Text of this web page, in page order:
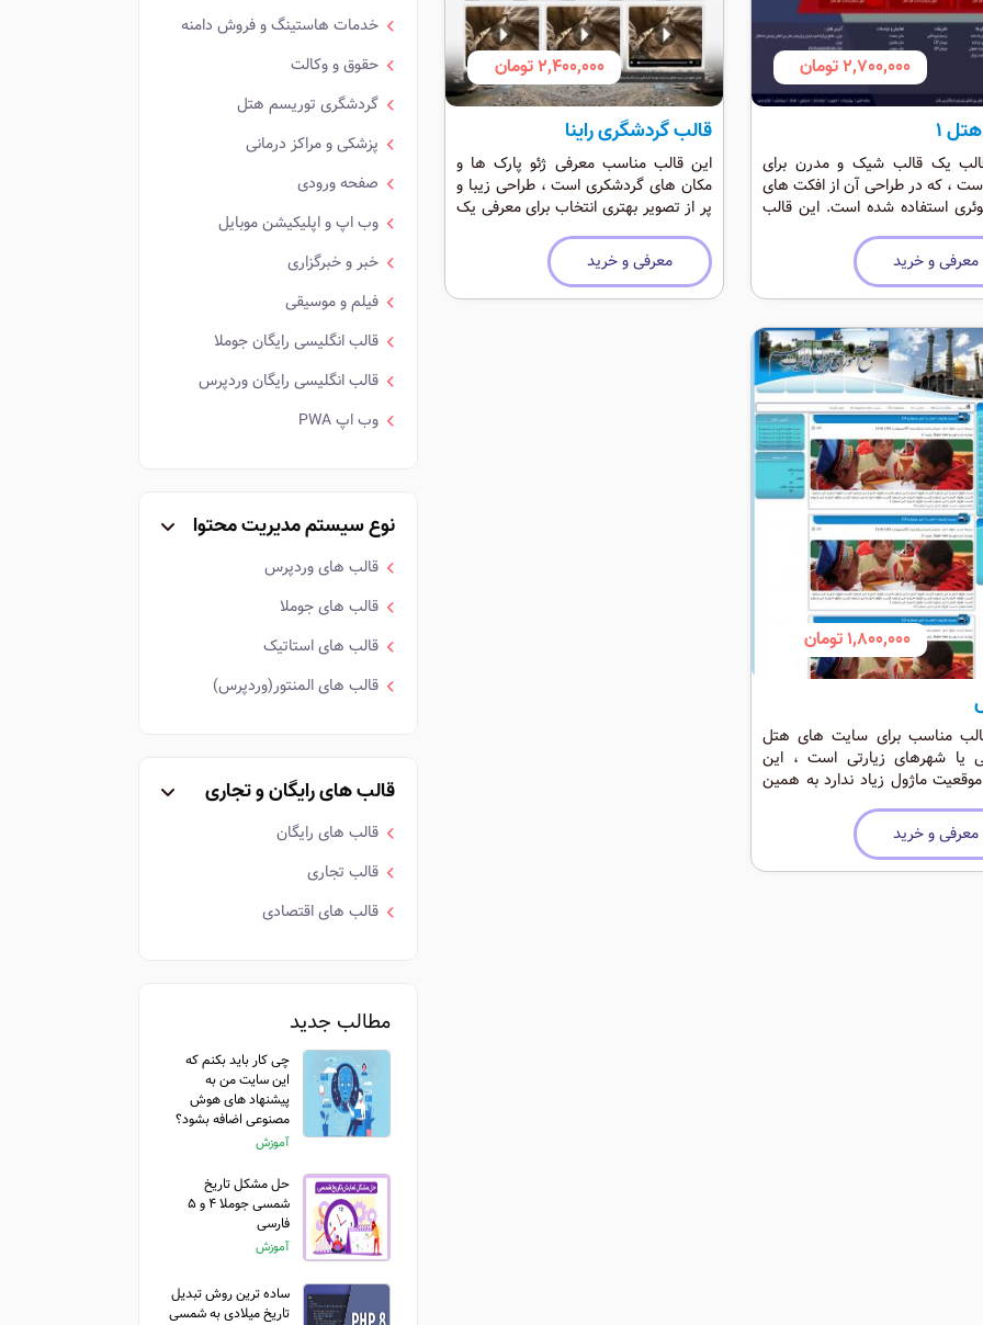
2,700,000 تومان
1
یک قالب شیک و مدرن برای
، که در طراحی آن از افکت های
استفاده شده است. این قالب
ماژول های زیادی دارد و برای
، بیمارستان و اماکن تفریحی
دارد.
معرفی و خرید
2,400,000 تومان
قالب گردشگری راینا
این قالب مناسب معرفی ژئو پارک ها و
مکان های گردشکری است ، طراحی زیبا و
پر از تصویر بهتری انتخاب برای معرفی یک
مکان گردشگری است.
معرفی و خرید
1,800,000 تومان
مناسب برای سایت های هتل
یا شهرهای زیارتی است ، این
ماژول زیاد ندارد به همین
پر کردن آن نیاز به اطلاعات
معرفی و خرید
خدمات هاستینگ و فروش دامنه
حقوق و وکالت
گردشگری توریسم هتل
پزشکی و مراکز درمانی
صفحه ورودی
وب اپ و اپلیکیشن موبایل
خبر و خبرگزاری
فیلم و موسیقی
قالب انگلیسی رایگان جوملا
قالب انگلیسی رایگان وردپرس
وب اپ PWA
نوع سیستم مدیریت محتوا
قالب های وردپرس
قالب های جوملا
قالب های استاتیک
قالب های المنتور(وردپرس)
قالب های رایگان و تجاری
قالب های رایگان
قالب تجاری
قالب های اقتصادی
مطالب جدید
چی کار باید بکنم که
این سایت من به
پیشنهاد های هوش
مصنوعی اضافه بشود؟
آموزش
حل مشکل تاریخ
شمسی جوملا ۴ و ۵
فارسی
آموزش
ساده ترین روش تبدیل
تاریخ میلادی به شمسی